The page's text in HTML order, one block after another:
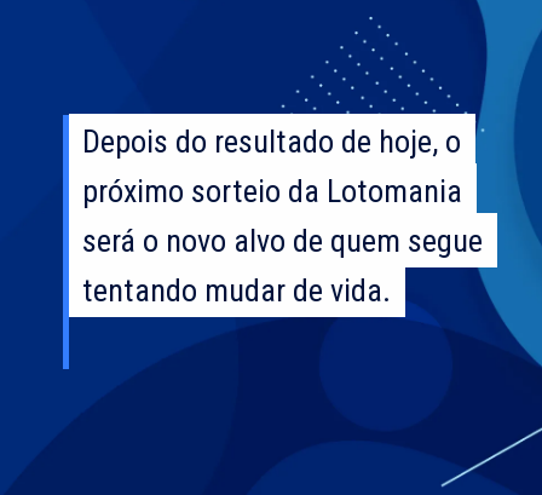
Depois do resultado de hoje, o
próximo sorteio da Lotomania
será o novo alvo de quem segue
tentando mudar de vida.
Depois do resultado de hoje, o
próximo sorteio da Lotomania
será o novo alvo de quem segue
tentando mudar de vida.